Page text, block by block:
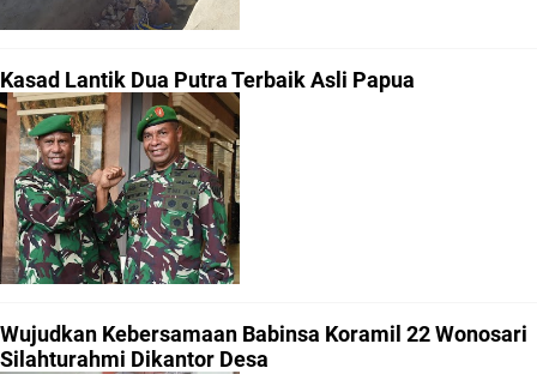
Kasad Lantik Dua Putra Terbaik Asli Papua
Wujudkan Kebersamaan Babinsa Koramil 22 Wonosari
Silahturahmi Dikantor Desa